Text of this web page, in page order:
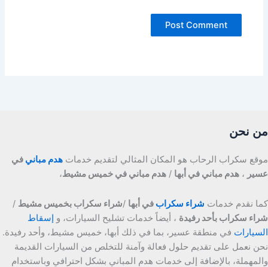
من نحن
موقع سكراب الرحاب هو المكان المثالي لتقديم خدمات هدم مباني في
عسير ، هدم مباني في أبها / هدم مباني في خميس مشيط،
كما نقدم خدمات شراء سكراب في أبها /شراء سكراب بخميس مشيط /
شراء سكراب بأحد رفيدة ، أيضاً خدمات تشليح السيارات، و إسقاط
السيارات في منطقة عسير، بما في ذلك أبها، خميس مشيط، وأحد رفيدة.
نحن نعمل على تقديم حلول فعالة وآمنة للتخلص من السيارات القديمة
والمهملة، بالإضافة إلى خدمات هدم المباني بشكل احترافي وباستخدام